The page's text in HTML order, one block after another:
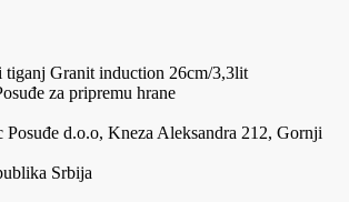
Granit induction 26cm/3,3lit
za pripremu hrane
Posuđe d.o.o, Kneza Aleksandra 212, Gornji
Srbija